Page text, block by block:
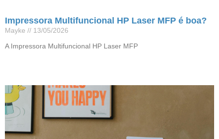
Impressora Multifuncional HP Laser MFP é boa?
Mayke
13/05/2026
A Impressora Multifuncional HP Laser MFP